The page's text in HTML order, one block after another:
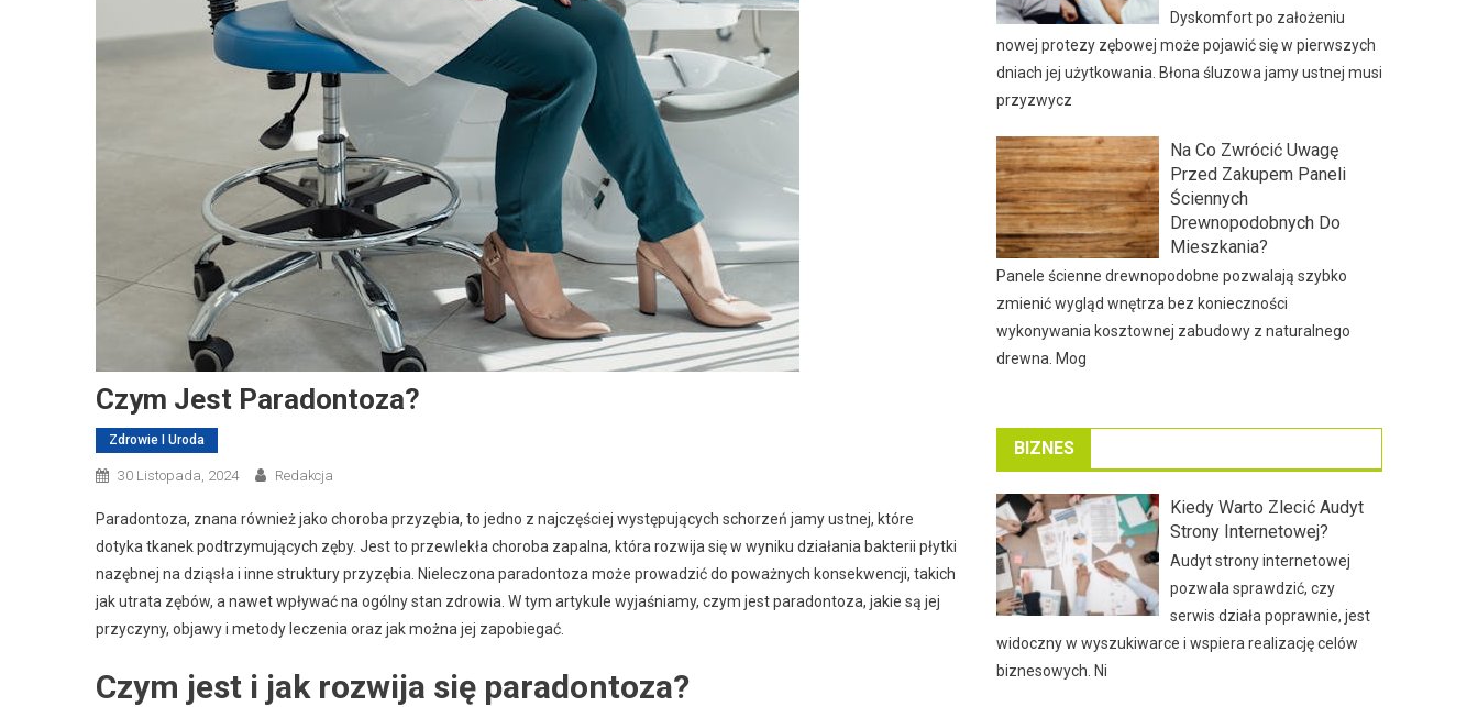
Czym Jest Paradontoza?
Zdrowie I Uroda
30 Listopada, 2024 Redakcja
Paradontoza, znana również jako choroba przyzębia, to jedno z najczęściej występujących schorzeń jamy ustnej, które
dotyka tkanek podtrzymujących zęby. Jest to przewlekła choroba zapalna, która rozwija się w wyniku działania bakterii płytki
nazębnej na dziąsła i inne struktury przyzębia. Nieleczona paradontoza może prowadzić do poważnych konsekwencji, takich
jak utrata zębów, a nawet wpływać na ogólny stan zdrowia. W tym artykule wyjaśniamy, czym jest paradontoza, jakie są jej
przyczyny, objawy i metody leczenia oraz jak można jej zapobiegać.
Czym jest i jak rozwija się paradontoza?
Dyskomfort po założeniu
nowej protezy zębowej może pojawić się w pierwszych
dniach jej użytkowania. Błona śluzowa jamy ustnej musi
przyzwycz
Na Co Zwrócić Uwagę
Przed Zakupem Paneli
Ściennych
Drewnopodobnych Do
Mieszkania?
Panele ścienne drewnopodobne pozwalają szybko
zmienić wygląd wnętrza bez konieczności
wykonywania kosztownej zabudowy z naturalnego
drewna. Mog
BIZNES
Kiedy Warto Zlecić Audyt
Strony Internetowej?
Audyt strony internetowej
pozwala sprawdzić, czy
serwis działa poprawnie, jest
widoczny w wyszukiwarce i wspiera realizację celów
biznesowych. Ni